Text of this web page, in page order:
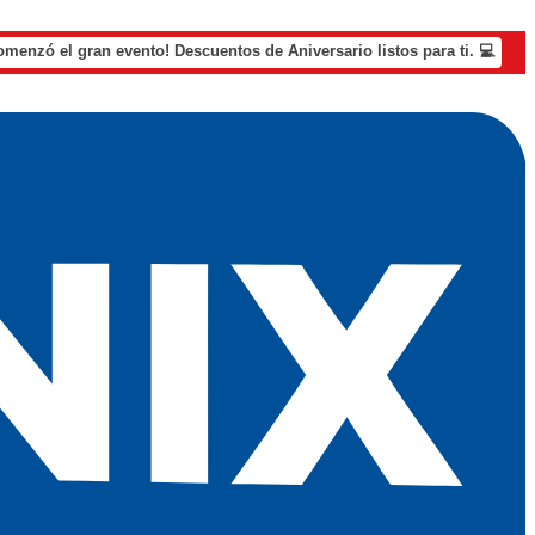
el gran evento! Descuentos de Aniversario listos para ti. 💻